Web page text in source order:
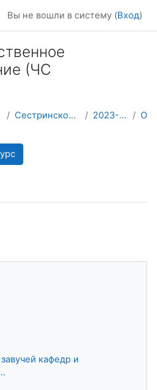
Вы не вошли в систему (Вход)
(ЧС
Сестринского дела и паллиативной помощи 2023-2024 УЧЕБНЫЙ ГОД
кафедр и